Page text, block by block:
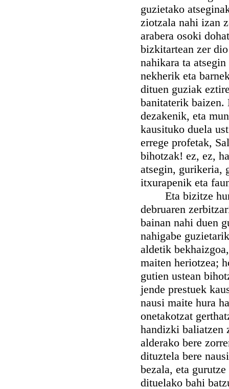
guzietako
ziotzala nahi izan
arabera osoki
bizkitartean zer
nahikara ta
nekherik eta
dituen guziak
banitaterik baizen.
dezakenik, eta
kausituko duela
errege profetak,
bihotzak! ez, ez,
atsegin, gurikeria,
itxurapenik eta
Eta bizitze
debruaren
bainan nahi duen
nahigabe
aldetik
maiten heriotzea;
gutien ustean
jende prestuek
nausi maite hura
onetakotzat
handizki baliatzen
alderako bere
dituztela bere
bezala, eta
dituelako bahi